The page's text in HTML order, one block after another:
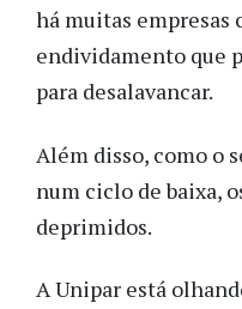
há muitas empresas
endividamento que
para desalavancar.
Além disso, como o
num ciclo de baixa,
deprimidos.
A Unipar está